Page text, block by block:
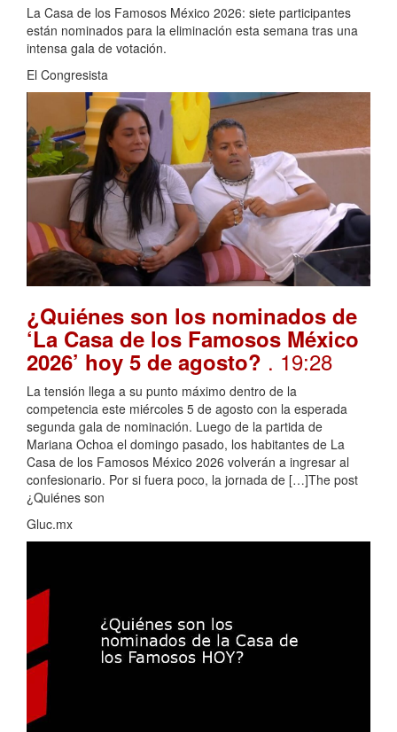
La Casa de los Famosos México 2026: siete participantes
están nominados para la eliminación esta semana tras una
intensa gala de votación.
El Congresista
¿Quiénes son los nominados de
‘La Casa de los Famosos México
2026’ hoy 5 de agosto? . 19:28
La tensión llega a su punto máximo dentro de la
competencia este miércoles 5 de agosto con la esperada
segunda gala de nominación. Luego de la partida de
Mariana Ochoa el domingo pasado, los habitantes de La
Casa de los Famosos México 2026 volverán a ingresar al
confesionario. Por si fuera poco, la jornada de […]The post
¿Quiénes son
Gluc.mx